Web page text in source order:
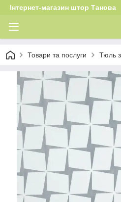
Інтернет-магазин штор Танова
Товари та послуги Тюль